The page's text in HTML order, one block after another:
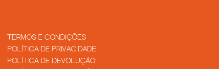
TERMOS E CONDIÇÕES
POLÍTICA DE PRIVACIDADE
POLÍTICA DE DEVOLUÇÃO